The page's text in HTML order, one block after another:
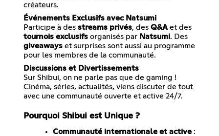
créateurs.
Événements Exclusifs avec Natsumi
Participe à des streams privés, des Q&A et des
tournois exclusifs organisés par Natsumi. Des
giveaways et surprises sont aussi au programme
pour les membres de la communauté.
Discussions et Divertissements
Sur Shibui, on ne parle pas que de gaming !
Cinéma, séries, actualités, viens discuter de tout
avec une communauté ouverte et active 24/7.
Pourquoi Shibui est Unique ?
Communauté internationale et active :